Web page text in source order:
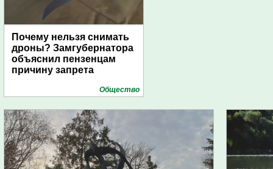
Почему нельзя снимать
дроны? Замгубернатора
объяснил пензенцам
причину запрета
Общество